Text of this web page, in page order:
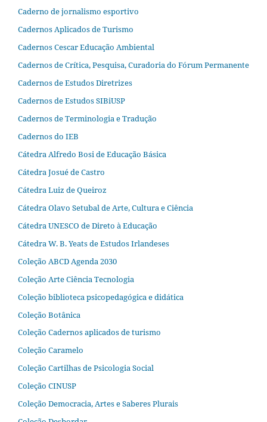
Caderno de jornalismo esportivo
Cadernos Aplicados de Turismo
Cadernos Cescar Educação Ambiental
Cadernos de Crítica, Pesquisa, Curadoria do Fórum Permanente
Cadernos de Estudos Diretrizes
Cadernos de Estudos SIBiUSP
Cadernos de Terminologia e Tradução
Cadernos do IEB
Cátedra Alfredo Bosi de Educação Básica
Cátedra Josué de Castro
Cátedra Luiz de Queiroz
Cátedra Olavo Setubal de Arte, Cultura e Ciência
Cátedra UNESCO de Direto à Educação
Cátedra W. B. Yeats de Estudos Irlandeses
Coleção ABCD Agenda 2030
Coleção Arte Ciência Tecnologia
Coleção biblioteca psicopedagógica e didática
Coleção Botânica
Coleção Cadernos aplicados de turismo
Coleção Caramelo
Coleção Cartilhas de Psicologia Social
Coleção CINUSP
Coleção Democracia, Artes e Saberes Plurais